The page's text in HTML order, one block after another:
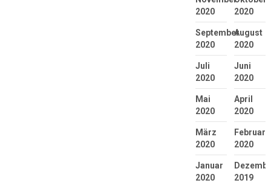
2020
2020
September
2020
August
2020
Juli
2020
Juni
2020
Mai
2020
April
2020
März
2020
Februar
2020
Januar
2020
2019